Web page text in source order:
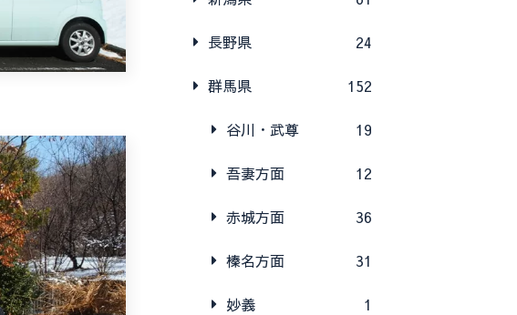
長野県 24
群馬県 152
谷川・武尊 19
吾妻方面 12
赤城方面 36
榛名方面 31
妙義 1